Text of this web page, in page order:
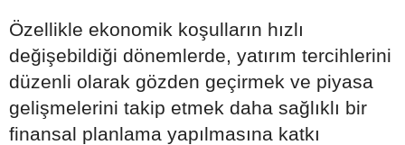
Özellikle ekonomik koşulların hızlı
değişebildiği dönemlerde, yatırım tercihlerini
düzenli olarak gözden geçirmek ve piyasa
gelişmelerini takip etmek daha sağlıklı bir
finansal planlama yapılmasına katkı